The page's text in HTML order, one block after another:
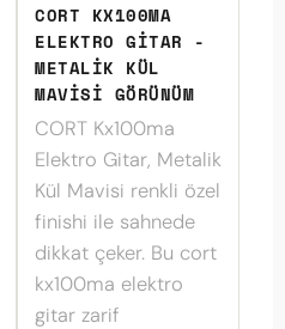
CORT KX100MA
ELEKTRO GITAR -
METALIK KÜL
MAVISI GÖRÜNÜM
CORT Kx100ma
Elektro Gitar, Metalik
Kül Mavisi renkli özel
finishi ile sahnede
dikkat çeker. Bu cort
kx100ma elektro
gitar zarif